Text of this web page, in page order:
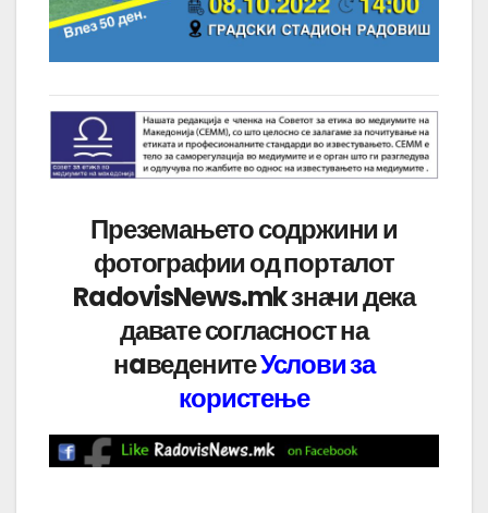
Преземањето содржини и
фотографии од порталот
RadovisNews.mk значи дека
давате согласност на
нaведенитеУслови за
користење